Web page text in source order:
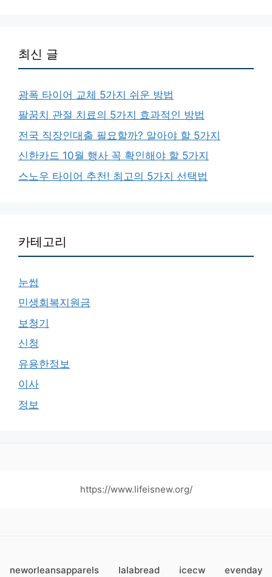
최신 글
광폭 타이어 교체 5가지 쉬운 방법
팔꿈치 관절 치료의 5가지 효과적인 방법
전국 직장인대출 필요할까? 알아야 할 5가지
신한카드 10월 행사 꼭 확인해야 할 5가지
스노우 타이어 추천! 최고의 5가지 선택법
카테고리
눈썹
민생회복지원금
보청기
신청
유용한정보
이사
정보
https://www.lifeisnew.org/
neworleansapparels lalabread icecw evenday